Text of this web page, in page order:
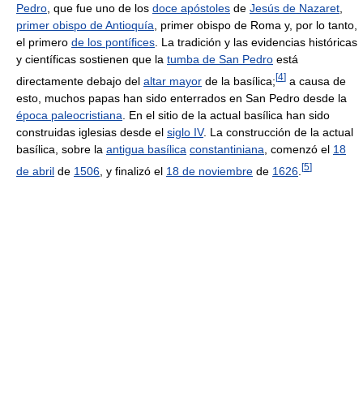
Pedro , que fue uno de los doce apóstoles de Jesús de Nazaret
primer obispo de Antioquía , primer obispo de Roma y, por lo tanto,
el primero de los pontífices . La tradición y las evidencias históricas
y científicas sostienen que la tumba de San Pedro está
directamente debajo del altar mayor de la basílica;[4] a causa de
esto, muchos papas han sido enterrados en San Pedro desde la
época paleocristiana . En el sitio de la actual basílica han sido
construidas iglesias desde el siglo IV. La construcción de la actual
basílica, sobre la antigua basílica constantiniana , comenzó el 18
de abril de 1506 , y finalizó el 18 de noviembre de 1626 [5]